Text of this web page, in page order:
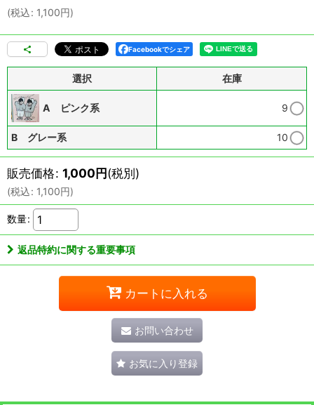
(税込: 1,100円)
Facebookでシェア
選択 在庫
A ピンク系 9
B グレー系 10
販売価格: 1,000円(税別)
(税込: 1,100円)
数量:
返品特約に関する重要事項
カートに入れる
お問い合わせ
お気に入り登録